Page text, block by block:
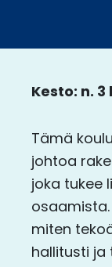
Kesto: n. 3
Tämä
johtoa
joka tukee
miten
hallitusti ja